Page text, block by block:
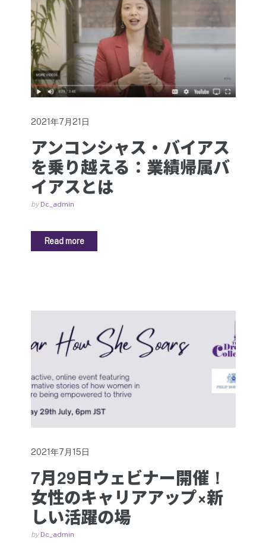
2021年7月21日
アンコンシャス・バイアス
を乗り越える：業績帰属バ
イアスとは
by Dc_admin
Read more
2021年7月15日
7月29日ウェビナー開催！
女性のキャリアアップ×新
しい活躍の場
by Dc_admin